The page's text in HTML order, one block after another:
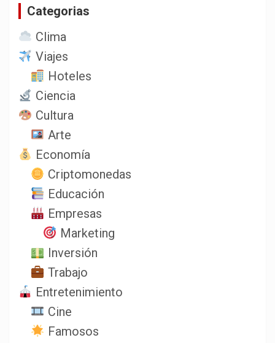
Categorias
Clima
Viajes
Hoteles
Ciencia
Cultura
Arte
Economía
Criptomonedas
Educación
Empresas
Marketing
Inversión
Trabajo
Entretenimiento
Cine
Famosos